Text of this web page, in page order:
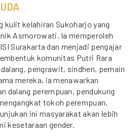
kulit kelahiran Sukoharjo yang
Asmorowati. Ia memperoleh
Surakarta dan menjadi pengajar
komunitas Putri Rara
pengrawit, sindhen, pemain
mereka, ia menawarkan
dalang perempuan, pendukung
tokoh perempuan.
ini masyarakat akan lebih
kesetaraan gender.